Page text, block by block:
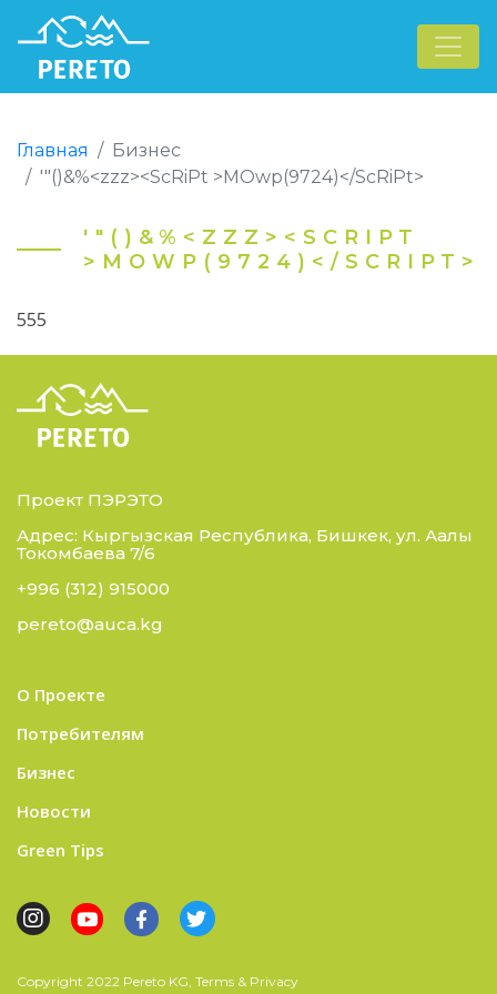
Главная
Бизнес
'"()&%<zzz><ScRiPt >MOwp(9724)</ScRiPt>
'"()&%<ZZZ><SCRIPT
>MOWP(9724)</SCRIPT>
555
Проект ПЭРЭТО
Адрес: Кыргызская Республика, Бишкек, ул. Аалы
Токомбаева 7/6
+996 (312) 915000
pereto@auca.kg
О Проекте
Потребителям
Бизнес
Новости
Green Tips
Copyright 2022 Pereto KG, Terms & Privacy